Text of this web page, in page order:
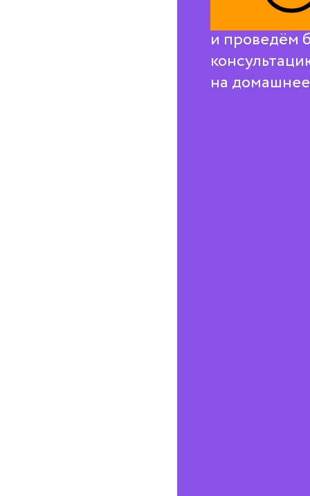
Свяжемся с
и проведём
на